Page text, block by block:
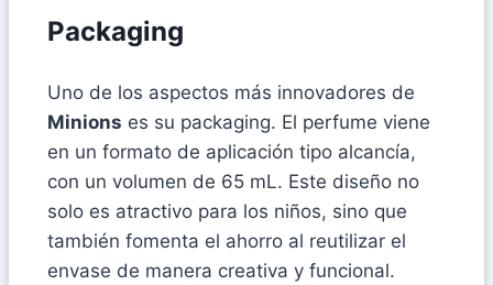
Packaging
Uno de los aspectos más innovadores de
Minions es su packaging. El perfume viene
en un formato de aplicación tipo alcancía,
con un volumen de 65 mL. Este diseño no
solo es atractivo para los niños, sino que
también fomenta el ahorro al reutilizar el
envase de manera creativa y funcional.